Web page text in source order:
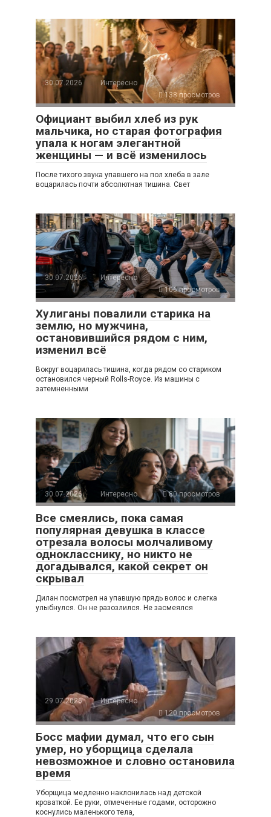
30.07.2026
Интересно
138 просмотров
Официант выбил хлеб из рук
мальчика, но старая фотография
упала к ногам элегантной
женщины — и всё изменилось
После тихого звука упавшего на пол хлеба в зале
воцарилась почти абсолютная тишина. Свет
30.07.2026
Интересно
106 просмотров
Хулиганы повалили старика на
землю, но мужчина,
остановившийся рядом с ним,
изменил всё
Вокруг воцарилась тишина, когда рядом со стариком
остановился черный Rolls-Royce. Из машины с
затемненными
30.07.2026 Интересно 80 просмотров
Все смеялись, пока самая
популярная девушка в классе
отрезала волосы молчаливому
однокласснику, но никто не
догадывался, какой секрет он
скрывал
Дилан посмотрел на упавшую прядь волос и слегка
улыбнулся. Он не разозлился. Не засмеялся
29.07.2026
Интересно
120 просмотров
Босс мафии думал, что его сын
умер, но уборщица сделала
невозможное и словно остановила
время
Уборщица медленно наклонилась над детской
кроваткой. Ее руки, отмеченные годами, осторожно
коснулись маленького тела,